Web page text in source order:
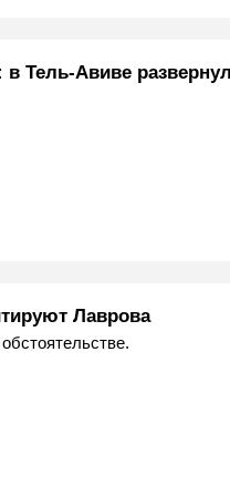
Тель-Авиве
Лаврова